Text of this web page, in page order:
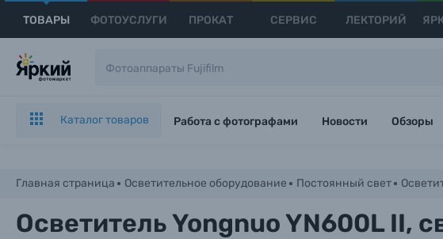
ТОВАРЫ ФОТОУСЛУГИ ПРОКАТ СЕРВИС ЛЕКТОРИЙ
Каталог товаров Работа с фотографами Новости Обзоры
Главная страница Осветительное оборудование Постоянный свет
Осветитель Yongnuo YN600L II,